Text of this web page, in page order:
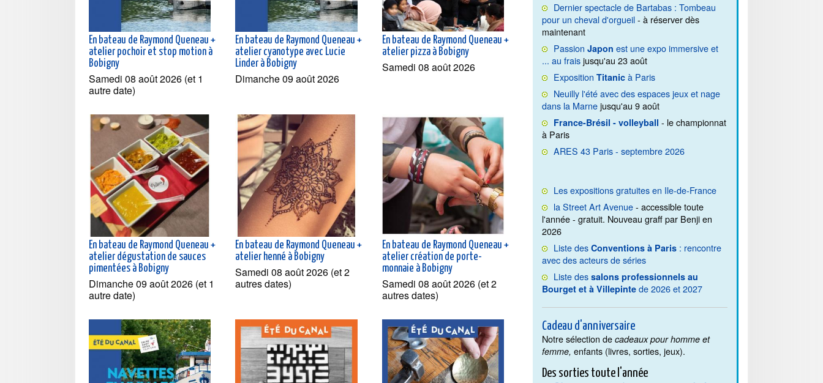
En bateau de Raymond Queneau +
atelier pochoir et stop motion à
Bobigny
Samedi 08 août 2026 (et 1
autre date)
En bateau de Raymond Queneau +
atelier cyanotype avec Lucie
Linder à Bobigny
Dimanche 09 août 2026
En bateau de Raymond Queneau +
atelier pizza à Bobigny
Samedi 08 août 2026
En bateau de Raymond Queneau +
atelier dégustation de sauces
pimentées à Bobigny
Dimanche 09 août 2026 (et 1
autre date)
En bateau de Raymond Queneau +
atelier henné à Bobigny
Samedi 08 août 2026 (et 2
autres dates)
En bateau de Raymond Queneau +
atelier création de porte-
monnaie à Bobigny
Samedi 08 août 2026 (et 2
autres dates)
Dernier spectacle de Bartabas : Tombeau
pour un cheval d'orgueil- à réserver dès
maintenant
PassionJapon est une expo immersive et
... au fraisjusqu'au 23 août
ExpositionTitanic à Paris
Neuilly l'été avec des espaces jeux et nage
dans la Marnejusqu'au 9 août
France-Brésil - volleyball - le championnat
à Paris
ARES 43 Paris - septembre 2026
Les expositions gratuites en Ile-de-France
la Street Art Avenue- accessible toute
l'année - gratuit. Nouveau graff par Benji en
2026
Liste desConventions à Paris : rencontre
avec des acteurs de séries
Liste dessalons professionnels au
Bourget et à Villepinte de 2026 et 2027
Cadeau d'anniversaire
Notre sélection decadeaux pour homme et
femme, enfants (livres, sorties, jeux).
Des sorties toute l'année